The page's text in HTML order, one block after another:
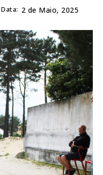
Data: 2 de Maio, 2025